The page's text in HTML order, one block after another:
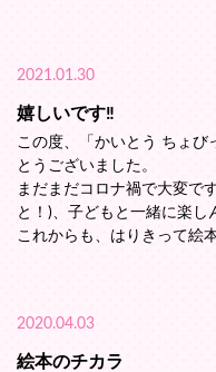
2021.01.30
嬉しいです‼️
この度、「かいとう ちょび
とうございました。
まだまだコロナ禍で大変で
と！)、子どもと一緒に楽し
これからも、はりきって絵
2020.04.03
絵本のチカラ